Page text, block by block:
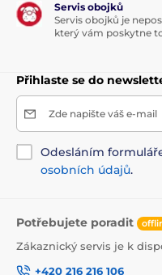
Servis obojků
Servis obojků je
který vám poskytne
Přihlaste se do
Zde napište váš e-mail
Odesláním
osobních údajů.
Potřebujete poradit
Zákaznický servis je k
+420 216 216 106